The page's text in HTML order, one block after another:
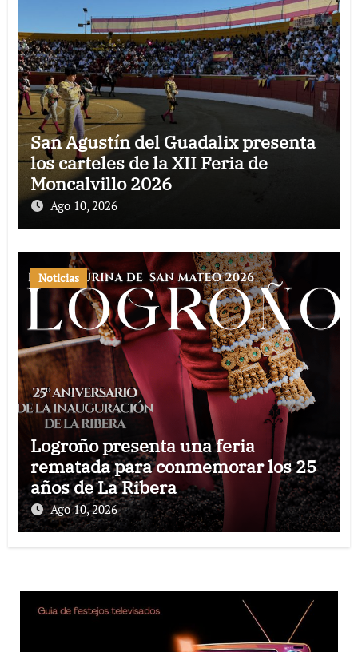
San Agustín del Guadalix presenta
los carteles de la XII Feria de
Moncalvillo 2026
Ago 10, 2026
Noticias
Logroño presenta una feria
rematada para conmemorar los 25
años de La Ribera
Ago 10, 2026